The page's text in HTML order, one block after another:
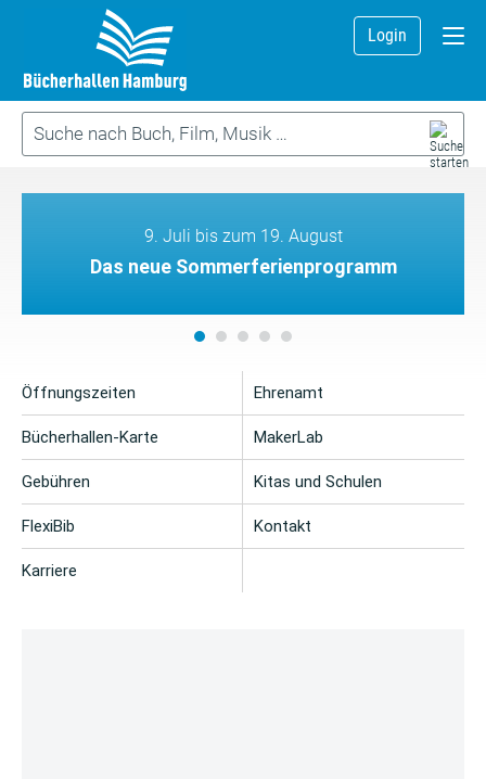
Login
9. Juli bis zum 19. August
Das neue Sommerferienprogramm
Öffnungszeiten
Bücherhallen-Karte
Gebühren
FlexiBib
Karriere
Ehrenamt
MakerLab
Kitas und Schulen
Kontakt